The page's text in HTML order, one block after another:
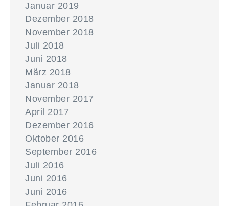
Januar 2019
Dezember 2018
November 2018
Juli 2018
Juni 2018
März 2018
Januar 2018
November 2017
April 2017
Dezember 2016
Oktober 2016
September 2016
Juli 2016
Juni 2016
Juni 2016